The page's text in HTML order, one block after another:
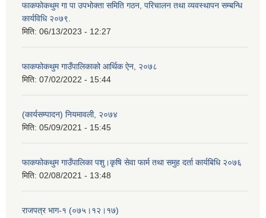
फाकफोकथुम गा पा उपभोक्ता समिति गठन, परिचालन तथा व्यवस्थापन सम्बन्धि
कार्यविधि २०७९.
मिति: 06/13/2023 - 12:27
फाकफोकथुम गाउँपालिकाको आर्थिक ऐन, २०७८
मिति: 07/02/2022 - 15:44
(कार्यसम्पादन) नियमावली, २०७४
मिति: 05/09/2021 - 15:45
फाकफोकथुम गाउँपालिका पशु।कृषि सेवा फार्म तथा समुह दर्ता कार्यबिधि २०७६
मिति: 02/08/2021 - 13:48
राजपत्र भाग-१ (०७५।१२।१७)